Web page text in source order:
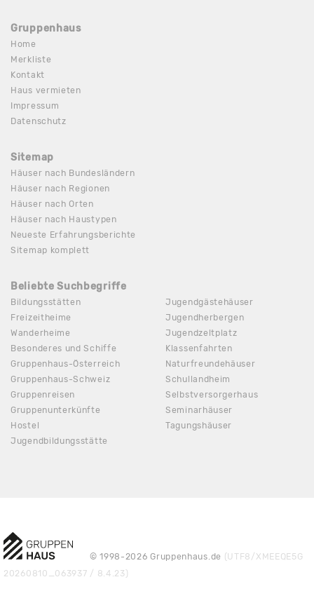
Gruppenhaus
Home
Merkliste
Kontakt
Haus vermieten
Impressum
Datenschutz
Sitemap
Häuser nach Bundesländern
Häuser nach Regionen
Häuser nach Orten
Häuser nach Haustypen
Neueste Erfahrungsberichte
Sitemap komplett
Beliebte Suchbegriffe
Bildungsstätten
Freizeitheime
Wanderheime
Besonderes und Schiffe
Gruppenhaus-Österreich
Gruppenhaus-Schweiz
Gruppenreisen
Gruppenunterkünfte
Hostel
Jugendbildungsstätte
Jugendgästehäuser
Jugendherbergen
Jugendzeltplatz
Klassenfahrten
Naturfreundehäuser
Schullandheim
Selbstversorgerhaus
Seminarhäuser
Tagungshäuser
© 1998-2026 Gruppenhaus.de
(UTF8/XMEEQE5G
20260810_063937 / 8.4.23)